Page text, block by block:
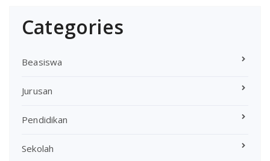
Categories
Beasiswa
Jurusan
Pendidikan
Sekolah